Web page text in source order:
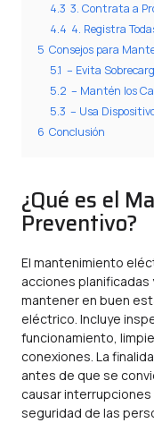
4.3 3. Contrata a
4.4 4. Registra
5 Consejos para
5.1 – Evita
5.2 – Mantén los
5.3 – Usa
6 Conclusión
¿Qué es el
Preventivo?
El mantenimiento
acciones
mantener en buen
eléctrico. Incluye
funcionamiento,
conexiones. La
antes de que se
causar
seguridad de las